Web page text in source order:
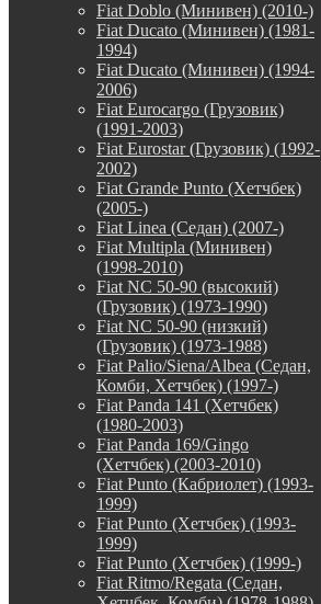
Fiat Doblo (Минивен) (2010-)
Fiat Ducato (Минивен) (1981-
1994)
Fiat Ducato (Минивен) (1994-
2006)
Fiat Eurocargo (Грузовик)
(1991-2003)
Fiat Eurostar (Грузовик) (1992-
2002)
Fiat Grande Punto (Хетчбек)
(2005-)
Fiat Linea (Седан) (2007-)
Fiat Multipla (Минивен)
(1998-2010)
Fiat NC 50-90 (высокий)
(Грузовик) (1973-1990)
Fiat NC 50-90 (низкий)
(Грузовик) (1973-1988)
Fiat Palio/Siena/Albea (Седан,
Комби, Хетчбек) (1997-)
Fiat Panda 141 (Хетчбек)
(1980-2003)
Fiat Panda 169/Gingo
(Хетчбек) (2003-2010)
Fiat Punto (Кабриолет) (1993-
1999)
Fiat Punto (Хетчбек) (1993-
1999)
Fiat Punto (Хетчбек) (1999-)
Fiat Ritmo/Regata (Седан,